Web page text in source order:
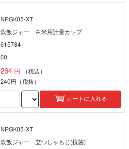
NPGK05-XT
炊飯ジャー 白米用計量カップ
615784
00
264
（税込）
240円 （税抜）
カートに入れる
NPGK05-XT
炊飯ジャー 立つしゃもじ(抗菌)